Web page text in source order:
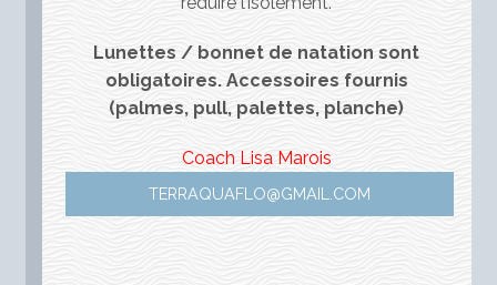
Lunettes / bonnet de natation sont
obligatoires. Accessoires fournis
(palmes, pull, palettes, planche)
Coach Lisa Marois
TERRAQUAFLO@GMAIL.COM